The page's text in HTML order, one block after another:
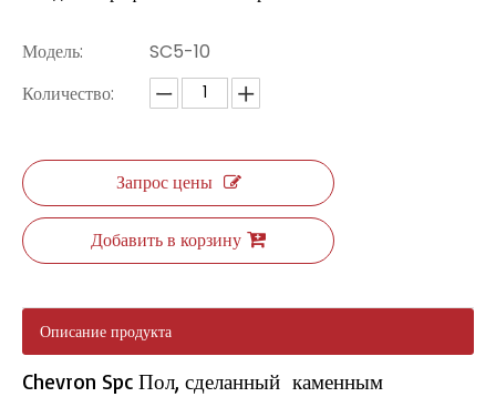
L2662 Плитка LVT
Модель:
SC5-10
Количество:
Запрос цены
Добавить в корзину
Описание продукта
Chevron Spc Пол, сделанный каменным